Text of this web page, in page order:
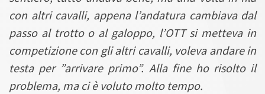
con altri cavalli, appena l’andatura cambiava dal
passo al trotto o al galoppo, l’OTT si metteva in
competizione con gli altri cavalli, voleva andare in
testa per ”arrivare primo”. Alla fine ho risolto il
problema, ma ci è voluto molto tempo.